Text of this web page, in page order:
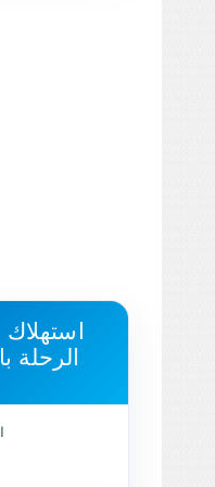
استهلاك
الرحلة